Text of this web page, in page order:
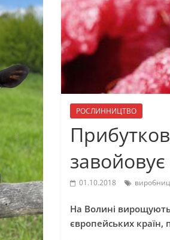
РОСЛИННИЦТВО
01.10.2018
На Волині
європейських країн,